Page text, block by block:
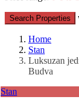
Search Properties
Home
Stan
Luksuzan
Budva
Stan